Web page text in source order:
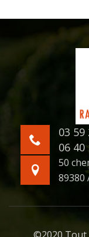
03 59
06 40
50
89380